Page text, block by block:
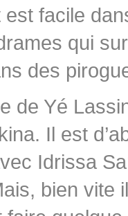
facile
qui
des
de Yé
Il est
Idrissa
bien vite